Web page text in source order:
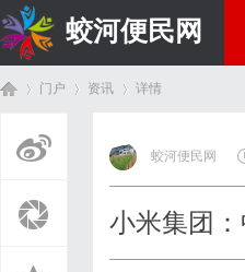
蛟河便民网
门户 资讯
›
详情
蛟河便民网
小米集团